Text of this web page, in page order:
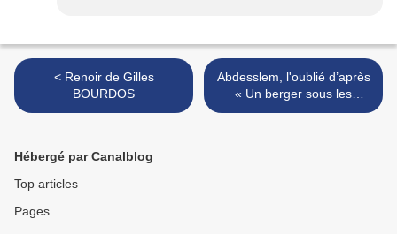
< Renoir de Gilles
BOURDOS
Abdesslem, l'oublié d’après
« Un berger sous les
drapeaux » d’Alain Bujak >
Hébergé par Canalblog
Top articles
Pages